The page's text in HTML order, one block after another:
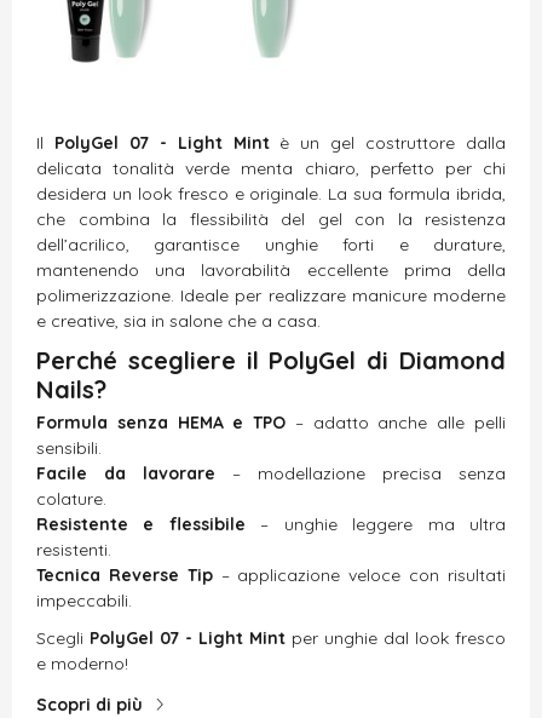
Il PolyGel 07 - Light Mintè un gel costruttore dalla
delicata tonalità verde menta chiaro, perfetto per chi
desidera un look fresco e originale. La sua formula ibrida,
che combina la flessibilità del gel con la resistenza
dell’acrilico, garantisce unghie forti e durature,
mantenendo una lavorabilità eccellente prima della
polimerizzazione. Ideale per realizzare manicure moderne
e creative, sia in salone che a casa.
Perché scegliere il PolyGel di Diamond
Nails?
Formula senza HEMA e TPO – adatto anche alle pelli
sensibili.
Facile da lavorare – modellazione precisa senza
colature.
Resistente e flessibile – unghie leggere ma ultra
resistenti.
Tecnica Reverse Tip– applicazione veloce con risultati
impeccabili.
Scegli PolyGel 07 - Light Mint per unghie dal look fresco
e moderno!
Scopri di più